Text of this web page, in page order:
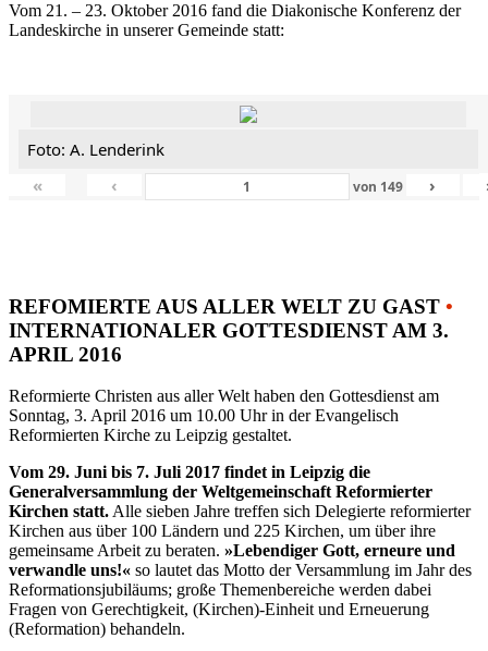
Vom 21. – 23. Oktober 2016 fand die Diakonische Konferenz der
Landeskirche in unserer Gemeinde statt:
Foto: A. Lenderink
«
‹ von 149 ›
REFOMIERTE AUS ALLER WELT ZU GAST •
INTERNATIONALER GOTTESDIENST AM 3.
APRIL 2016
Reformierte Christen aus aller Welt haben den Gottesdienst am
Sonntag, 3. April 2016 um 10.00 Uhr in der Evangelisch
Reformierten Kirche zu Leipzig gestaltet.
Vom 29. Juni bis 7. Juli 2017 findet in Leipzig die
Generalversammlung der Weltgemeinschaft Reformierter
Kirchen statt.Alle sieben Jahre treffen sich Delegierte reformierter
Kirchen aus über 100 Ländern und 225 Kirchen, um über ihre
gemeinsame Arbeit zu beraten. »Lebendiger Gott, erneure und
verwandle uns!« so lautet das Motto der Versammlung im Jahr des
Reformationsjubiläums; große Themenbereiche werden dabei
Fragen von Gerechtigkeit, (Kirchen)-Einheit und Erneuerung
(Reformation) behandeln.